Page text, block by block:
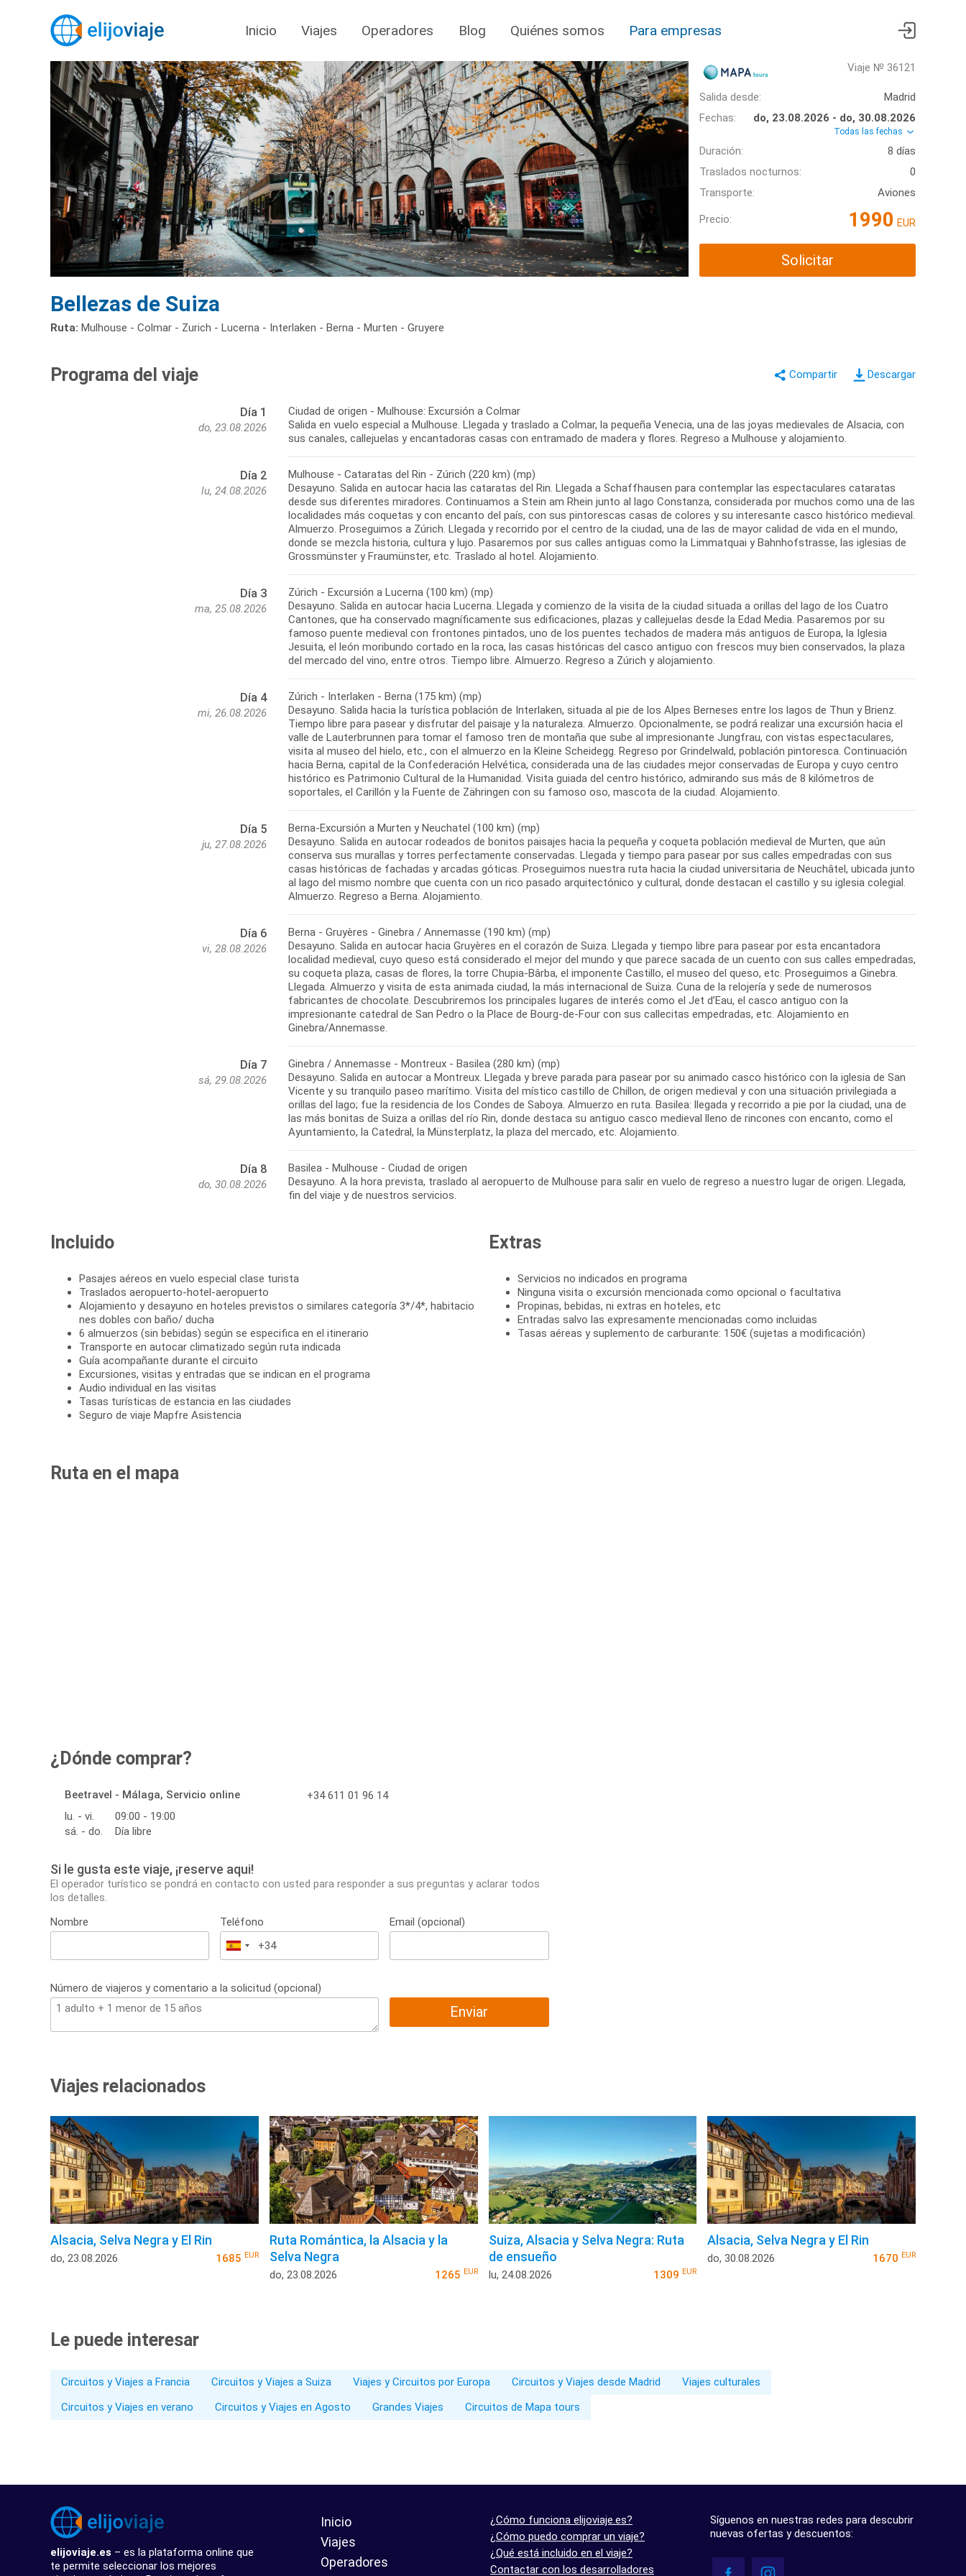
Inicio Viajes Operadores Blog Quiénes somos Para empresas
Viaje № 36121
Salida desde:
Madrid
Fechas:
do, 23.08.2026 - do, 30.08.2026
Todas las fechas
Duración:
8 días
Traslados nocturnos:
0
Transporte:
Aviones
Precio: 1990 EUR
Solicitar
Bellezas de Suiza
Ruta: Mulhouse - Colmar - Zurich - Lucerna - Interlaken - Berna - Murten - Gruyere
Descargar
Programa del viaje
Día 1
do, 23.08.2026
Ciudad de origen - Mulhouse: Excursión a Colmar
Salida en vuelo especial a Mulhouse. Llegada y traslado a Colmar, la pequeña Venecia, una de las joyas medievales de Alsacia, con
Día 2
lu, 24.08.2026
Mulhouse - Cataratas del Rin - Zúrich (220 km) (mp)
Desayuno. Salida en autocar hacia las cataratas del Rin. Llegada a Schaffhausen para contemplar las espectaculares cataratas
desde sus diferentes miradores. Continuamos a Stein am Rhein junto al lago Constanza, considerada por muchos como una de las
localidades más coquetas y con encanto del país, con sus pintorescas casas de colores y su interesante casco histórico medieval.
Almuerzo. Proseguimos a Zúrich. Llegada y recorrido por el centro de la ciudad, una de las de mayor calidad de vida en el mundo,
donde se mezcla historia, cultura y lujo. Pasaremos por sus calles antiguas como la Limmatquai y Bahnhofstrasse, las iglesias de
Día 3
ma, 25.08.2026
Zúrich - Excursión a Lucerna (100 km) (mp)
Desayuno. Salida en autocar hacia Lucerna. Llegada y comienzo de la visita de la ciudad situada a orillas del lago de los Cuatro
Cantones, que ha conservado magníficamente sus edificaciones, plazas y callejuelas desde la Edad Media. Pasaremos por su
famoso puente medieval con frontones pintados, uno de los puentes techados de madera más antiguos de Europa, la Iglesia
Jesuita, el león moribundo cortado en la roca, las casas históricas del casco antiguo con frescos muy bien conservados, la plaza
Día 4
mi, 26.08.2026
Zúrich - Interlaken - Berna (175 km) (mp)
Desayuno. Salida hacia la turística población de Interlaken, situada al pie de los Alpes Berneses entre los lagos de Thun y Brienz.
Tiempo libre para pasear y disfrutar del paisaje y la naturaleza. Almuerzo. Opcionalmente, se podrá realizar una excursión hacia el
valle de Lauterbrunnen para tomar el famoso tren de montaña que sube al impresionante Jungfrau, con vistas espectaculares,
visita al museo del hielo, etc., con el almuerzo en la Kleine Scheidegg. Regreso por Grindelwald, población pintoresca. Continuación
hacia Berna, capital de la Confederación Helvética, considerada una de las ciudades mejor conservadas de Europa y cuyo centro
histórico es Patrimonio Cultural de la Humanidad. Visita guiada del centro histórico, admirando sus más de 8 kilómetros de
Día 5
ju, 27.08.2026
Berna-Excursión a Murten y Neuchatel (100 km) (mp)
Desayuno. Salida en autocar rodeados de bonitos paisajes hacia la pequeña y coqueta población medieval de Murten, que aún
conserva sus murallas y torres perfectamente conservadas. Llegada y tiempo para pasear por sus calles empedradas con sus
casas históricas de fachadas y arcadas góticas. Proseguimos nuestra ruta hacia la ciudad universitaria de Neuchâtel, ubicada junto
al lago del mismo nombre que cuenta con un rico pasado arquitectónico y cultural, donde destacan el castillo y su iglesia colegial.
Día 6
vi, 28.08.2026
Berna - Gruyères - Ginebra / Annemasse (190 km) (mp)
Desayuno. Salida en autocar hacia Gruyères en el corazón de Suiza. Llegada y tiempo libre para pasear por esta encantadora
localidad medieval, cuyo queso está considerado el mejor del mundo y que parece sacada de un cuento con sus calles empedradas,
su coqueta plaza, casas de flores, la torre Chupia-Bârba, el imponente Castillo, el museo del queso, etc. Proseguimos a Ginebra.
Llegada. Almuerzo y visita de esta animada ciudad, la más internacional de Suiza. Cuna de la relojería y sede de numerosos
fabricantes de chocolate. Descubriremos los principales lugares de interés como el Jet d’Eau, el casco antiguo con la
impresionante catedral de San Pedro o la Place de Bourg-de-Four con sus callecitas empedradas, etc. Alojamiento en
Día 7
sá, 29.08.2026
Ginebra / Annemasse - Montreux - Basilea (280 km) (mp)
Desayuno. Salida en autocar a Montreux. Llegada y breve parada para pasear por su animado casco histórico con la iglesia de San
Vicente y su tranquilo paseo marítimo. Visita del místico castillo de Chillon, de origen medieval y con una situación privilegiada a
orillas del lago; fue la residencia de los Condes de Saboya. Almuerzo en ruta. Basilea: llegada y recorrido a pie por la ciudad, una de
las más bonitas de Suiza a orillas del río Rin, donde destaca su antiguo casco medieval lleno de rincones con encanto, como el
Día 8
do, 30.08.2026
Basilea - Mulhouse - Ciudad de origen
Desayuno. A la hora prevista, traslado al aeropuerto de Mulhouse para salir en vuelo de regreso a nuestro lugar de origen. Llegada,
Incluido
Pasajes aéreos en vuelo especial clase turista
Traslados aeropuerto-hotel-aeropuerto
Alojamiento y desayuno en hoteles previstos o similares categoría 3*/4*, habitacio
nes dobles con baño/ ducha
6 almuerzos (sin bebidas) según se especifica en el itinerario
Transporte en autocar climatizado según ruta indicada
Guía acompañante durante el circuito
Excursiones, visitas y entradas que se indican en el programa
Audio individual en las visitas
Tasas turísticas de estancia en las ciudades
Seguro de viaje Mapfre Asistencia
Extras
Servicios no indicados en programa
Ninguna visita o excursión mencionada como opcional o facultativa
Propinas, bebidas, ni extras en hoteles, etc
Entradas salvo las expresamente mencionadas como incluidas
Tasas aéreas y suplemento de carburante: 150€ (sujetas a modificación)
Ruta en el mapa
¿Dónde comprar?
Beetravel - Málaga, Servicio online
lu. - vi.
09:00 - 19:00
sá. - do.
Día libre
+34 611 01 96 14
Si le gusta este viaje, ¡reserve aqui!
El operador turístico se pondrá en contacto con usted para responder a sus preguntas y aclarar todos
los detalles.
Nombre
Teléfono
España
+34
Email (opcional)
Número de viajeros y comentario a la solicitud (opcional)
Enviar
Viajes relacionados
Alsacia, Selva Negra y El Rin
do, 23.08.2026 1685 EUR
Ruta Romántica, la Alsacia y la
Selva Negra
do, 23.08.2026 1265 EUR
Suiza, Alsacia y Selva Negra: Ruta
de ensueño
lu, 24.08.2026 1309EUR
Alsacia, Selva Negra y El Rin
do, 30.08.2026 1670 EUR
Le puede interesar
Circuitos y Viajes a Francia Circuitos y Viajes a Suiza Viajes y Circuitos por Europa Circuitos y Viajes desde Madrid
Viajes culturales
Circuitos y Viajes en verano
Circuitos y Viajes en Agosto Grandes Viajes Circuitos de Mapa tours
elijoviaje.es – es la plataforma online que
te permite seleccionar los mejores
Inicio
Viajes
Operadores
¿Cómo funciona elijoviaje.es?
¿Cómo puedo comprar un viaje?
¿Qué está incluido en el viaje?
Contactar con los desarrolladores
Síguenos en nuestras redes para descubrir
nuevas ofertas y descuentos: